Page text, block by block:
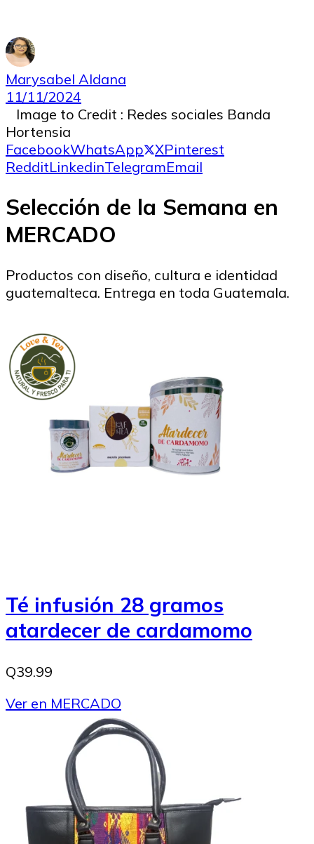
Marysabel Aldana
11/11/2024
Image to Credit : Redes sociales Banda
Hortensia
FacebookWhatsApp XPinterest
RedditLinkedinTelegramEmail
Selección de la Semana en
MERCADO
Productos con diseño, cultura e identidad
guatemalteca. Entrega en toda Guatemala.
Té infusión 28 gramos
atardecer de cardamomo
Q39.99
Ver en MERCADO